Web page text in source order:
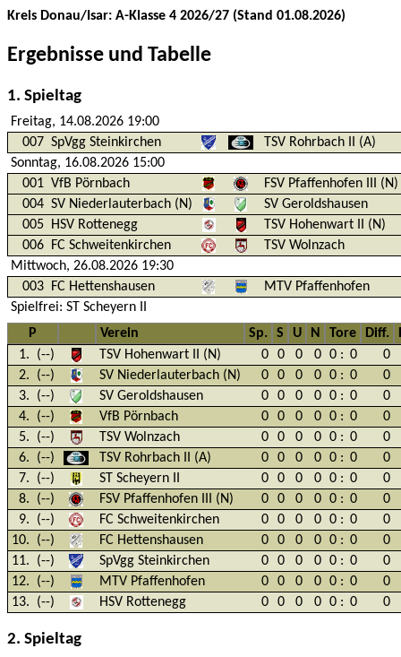
Kreis Donau/Isar: A-Klasse 4 2026/27 (Stand 01.08.2026)
Ergebnisse und Tabelle
1. Spieltag
Freitag, 14.08.2026 19:00
007 SpVgg Steinkirchen
TSV Rohrbach II (A)
Sonntag, 16.08.2026 15:00
001 VfB Pörnbach
FSV Pfaffenhofen III (N)
004 SV Niederlauterbach (N)
SV Geroldshausen
005
HSV Rottenegg
TSV Hohenwart II (N)
006
FC Schweitenkirchen
TSV Wolnzach
Mittwoch, 26.08.2026 19:30
003
FC Hettenshausen
MTV Pfaffenhofen
Spielfrei: ST Scheyern II
P
Verein Sp. S U N Tore Diff.
1.
(--) TSV Hohenwart II (N) 0 0 0 0 0 : 0
0
2.
(--) SV Niederlauterbach (N) 0 0 0 0 0 : 0
0
3.
(--) SV Geroldshausen 0 0 0 0 0 : 0
0
4.
(--) VfB Pörnbach 0 0 0 0 0 : 0
0
5.
(--) TSV Wolnzach 0 0 0 0 0 : 0
0
6.
(--) TSV Rohrbach II (A) 0 0 0 0 0 : 0
0
7.
(--) ST Scheyern II 0 0 0 0 0 : 0
0
8.
(--) FSV Pfaffenhofen III (N) 0 0 0 0 0 : 0
0
9.
(--) FC Schweitenkirchen 0 0 0 0 0 : 0
0
10.
(--) FC Hettenshausen 0 0 0 0 0 : 0
0
11.
(--) SpVgg Steinkirchen 0 0 0 0 0 : 0
0
12.
(--) MTV Pfaffenhofen 0 0 0 0 0 : 0
0
13.
(--) HSV Rottenegg 0 0 0 0 0 : 0 0
2. Spieltag